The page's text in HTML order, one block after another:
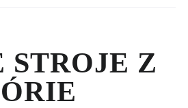
strmeňové pruženie
správanie pri jazde a
rýchlosť na prepravnej trase.
STROJE Z